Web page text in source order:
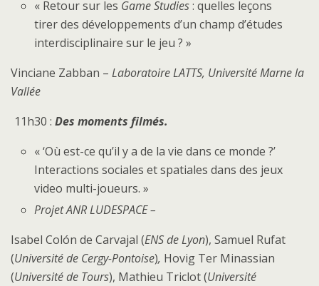
« Retour sur les Game Studies: quelles leçons
tirer des développements d’un champ d’études
interdisciplinaire sur le jeu ? »
Vinciane Zabban – LaboratoireLATTS, Université Marne la
Vallée
11h30 : Des moments filmés.
« ‘Où est-ce qu’il y a de la vie dans ce monde ?’
Interactions sociales et spatiales dans des jeux
video multi-joueurs. »
Projet ANR LUDESPACE –
Isabel Colón de Carvajal (ENS de Lyon), Samuel Rufat
(Université de Cergy-Pontoise), Hovig Ter Minassian
(Université de Tours), Mathieu Triclot (Université